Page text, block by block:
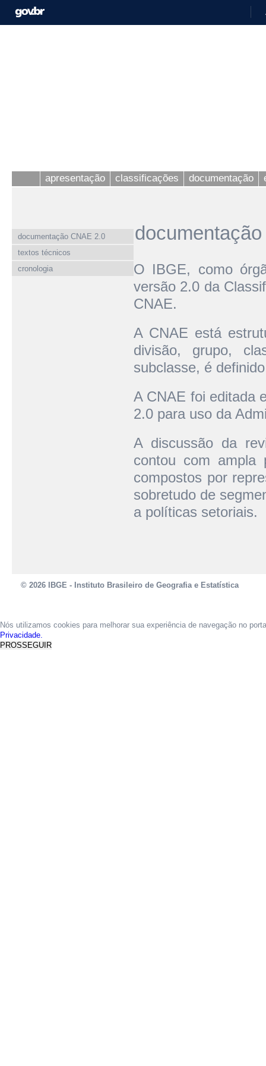
apresentação classificações documentação
documentação CNAE 2.0
textos técnicos
cronologia
documentação
O IBGE, como
versão 2.0 da
CNAE.
A CNAE está
divisão, grupo,
subclasse, é
A CNAE foi editada
2.0 para uso da
A discussão da
contou com ampla
compostos por
sobretudo de
a políticas setoriais.
© 2026 IBGE - Instituto Brasileiro de Geografia e Estatística
Nós utilizamos cookies para melhorar sua experiência de navegação no
Privacidade.
PROSSEGUIR